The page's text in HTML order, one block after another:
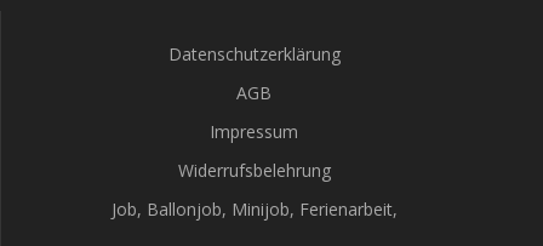
Datenschutzerklärung
AGB
Impressum
Widerrufsbelehrung
Job, Ballonjob, Minijob, Ferienarbeit,